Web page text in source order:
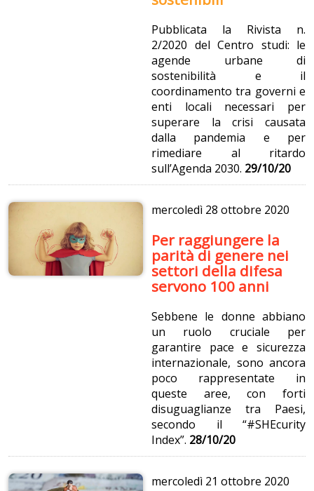
Pubblicata la Rivista n.
2/2020 del Centro studi: le
agende urbane di
sostenibilità e il
coordinamento tra governi e
enti locali necessari per
superare la crisi causata
dalla pandemia e per
rimediare al ritardo
sull’Agenda 2030. 29/10/20
mercoledì 28 ottobre 2020
Per raggiungere la
parità di genere nei
settori della difesa
servono 100 anni
Sebbene le donne abbiano
un ruolo cruciale per
garantire pace e sicurezza
internazionale, sono ancora
poco rappresentate in
queste aree, con forti
disuguaglianze tra Paesi,
secondo il “#SHEcurity
Index”. 28/10/20
mercoledì 21 ottobre 2020